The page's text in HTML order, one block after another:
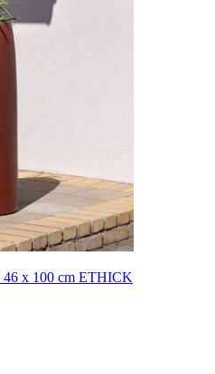
46 x 100 cm ETHICK